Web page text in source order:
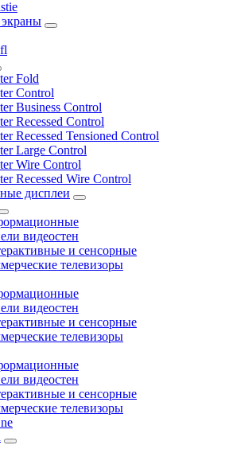
Fold
Control
Business Control
Recessed Control
Recessed Tensioned Control
Large Control
Wire Control
Recessed Wire Control
дисплеи
видеостен
и сенсорные
телевизоры
видеостен
и сенсорные
телевизоры
видеостен
и сенсорные
телевизоры